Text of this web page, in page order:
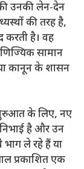
उनकी लेन-देन
की तरह है,
करती है। वह
सामान
कानून के शासन
के लिए, नए
है और उन
भाग ले रहे हैं या
प्रकाशित एक